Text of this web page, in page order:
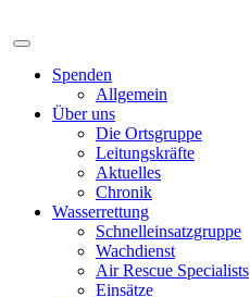
Spenden
Allgemein
Über uns
Die Ortsgruppe
Leitungskräfte
Aktuelles
Chronik
Wasserrettung
Schnelleinsatzgruppe
Wachdienst
Air Rescue Specialists
Einsätze